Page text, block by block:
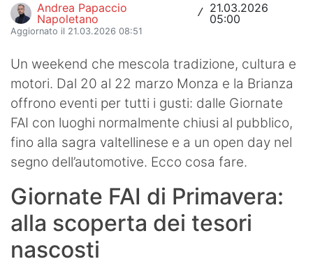
News
Turismo
Eventi
Andrea Papaccio
Napoletano
/
21.03.2026
05:00
Aggiornato il 21.03.2026 08:51
Un weekend che mescola tradizione, cultura e
motori. Dal 20 al 22 marzo Monza e la Brianza
offrono eventi per tutti i gusti: dalle Giornate
FAI con luoghi normalmente chiusi al pubblico,
fino alla sagra valtellinese e a un open day nel
segno dell’automotive. Ecco cosa fare.
Giornate FAI di Primavera:
alla scoperta dei tesori
nascosti